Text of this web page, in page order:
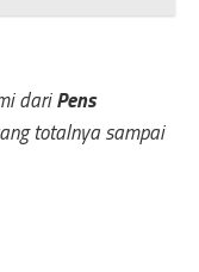
dariPens
totalnya sampai